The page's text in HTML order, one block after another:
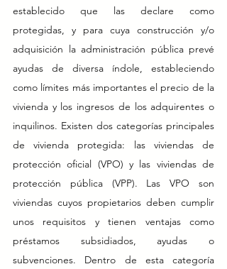
establecido que las declare como
protegidas, y para cuya construcción y/o
adquisición la administración pública prevé
ayudas de diversa índole, estableciendo
como límites más importantes el precio de la
vivienda y los ingresos de los adquirentes o
inquilinos. Existen dos categorías principales
de vivienda protegida: las viviendas de
protección oficial (VPO) y las viviendas de
protección pública (VPP). Las VPO son
viviendas cuyos propietarios deben cumplir
unos requisitos y tienen ventajas como
préstamos subsidiados, ayudas o
subvenciones. Dentro de esta categoría